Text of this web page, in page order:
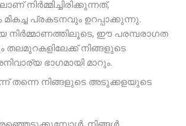
നിർമ്മിച്ചിരിക്കുന്നത്,
പ്രകടനവും ഉറപ്പാക്കുന്നു.
നിർമ്മാണത്തിലൂടെ, ഈ പരമ്പരാഗത
നിങ്ങളുടെ
ഭാഗമായി മാറും.
തന്നെ നിങ്ങളുടെ അടുക്കളയുടെ